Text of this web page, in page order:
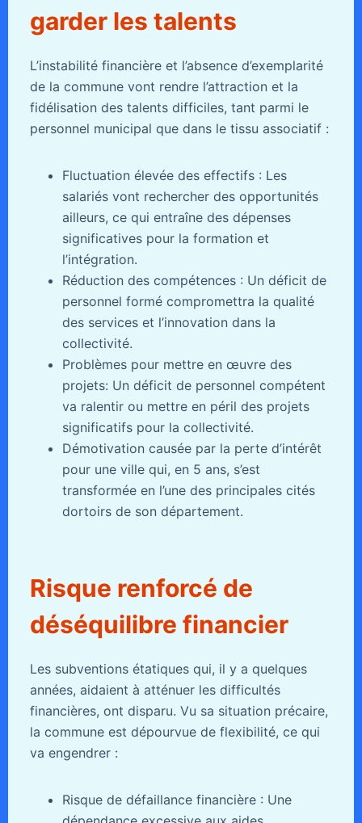
garder les talents
L’instabilité financière et l’absence d’exemplarité
de la commune vont rendre l’attraction et la
fidélisation des talents difficiles, tant parmi le
personnel municipal que dans le tissu associatif :
Fluctuation élevée des effectifs : Les
salariés vont rechercher des opportunités
ailleurs, ce qui entraîne des dépenses
significatives pour la formation et
l’intégration.
Réduction des compétences : Un déficit de
personnel formé compromettra la qualité
des services et l’innovation dans la
collectivité.
Problèmes pour mettre en œuvre des
projets: Un déficit de personnel compétent
va ralentir ou mettre en péril des projets
significatifs pour la collectivité.
Démotivation causée par la perte d’intérêt
pour une ville qui, en 5 ans, s’est
transformée en l’une des principales cités
dortoirs de son département.
Risque renforcé de
déséquilibre financier
Les subventions étatiques qui, il y a quelques
années, aidaient à atténuer les difficultés
financières, ont disparu. Vu sa situation précaire,
la commune est dépourvue de flexibilité, ce qui
va engendrer :
Risque de défaillance financière : Une